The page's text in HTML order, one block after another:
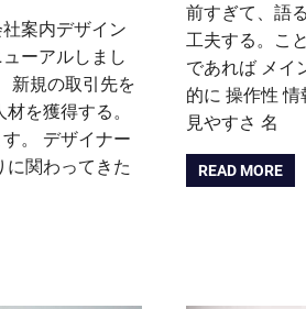
案内デザイン
ーアルしまし
新規の取引先を
を獲得する。
。 デザイナー
に関わってきた
前すぎて、語
工夫する。こ
であれば メイ
的に 操作性
見やすさ 名
READ MORE